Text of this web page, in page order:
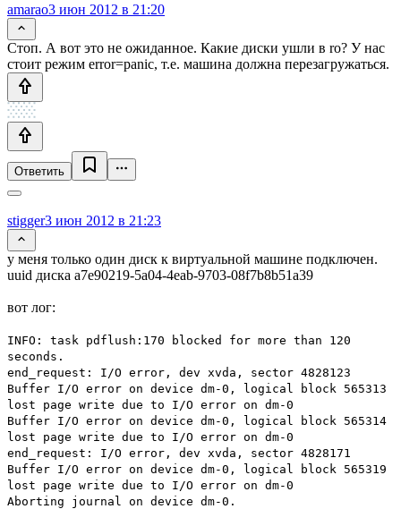
amarao3 июн 2012 в 21:20
Стоп. А вот это не ожиданное. Какие диски ушли в ro? У нас
стоит режим error=panic, т.е. машина должна перезагружаться.
Ответить
stigger3 июн 2012 в 21:23
у меня только один диск к виртуальной машине подключен.
uuid диска a7e90219-5a04-4eab-9703-08f7b8b51a39
вот лог:
INFO: task pdflush:170 blocked for more than 120
seconds.
end_request: I/O error, dev xvda, sector 4828123
Buffer I/O error on device dm-0, logical block 565313
lost page write due to I/O error on dm-0
Buffer I/O error on device dm-0, logical block 565314
lost page write due to I/O error on dm-0
end_request: I/O error, dev xvda, sector 4828171
Buffer I/O error on device dm-0, logical block 565319
lost page write due to I/O error on dm-0
Aborting journal on device dm-0.